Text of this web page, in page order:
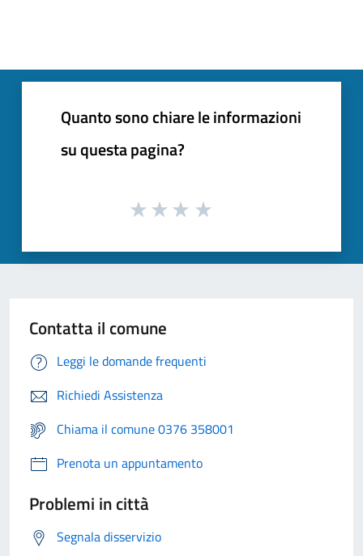
Quanto sono chiare le informazioni
su questa pagina?
Contatta il comune
Leggi le domande frequenti
Richiedi Assistenza
Chiama il comune 0376 358001
Prenota un appuntamento
Problemi in città
Segnala disservizio